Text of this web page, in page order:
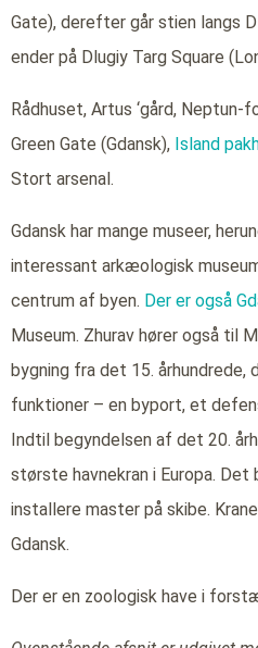
Gate), derefter går stien langs
ender på Dlugiy Targ Square
Rådhuset, Artus ‘gård,
Green Gate (Gdansk), Island
Stort arsenal.
Gdansk har mange museer,
interessant arkæologisk
centrum af byen. Der er også
Museum. Zhurav hører også til
bygning fra det 15. århundrede,
funktioner – en byport, et
Indtil begyndelsen af det 20.
største havnekran i Europa.
installere master på skibe.
Gdansk.
Der er en zoologisk have i